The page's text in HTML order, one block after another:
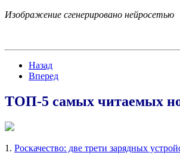
Изображение сгенерировано нейросетью
Назад
Вперед
ТОП-5 самых читаемых
1. Роскачество: две трети зарядных